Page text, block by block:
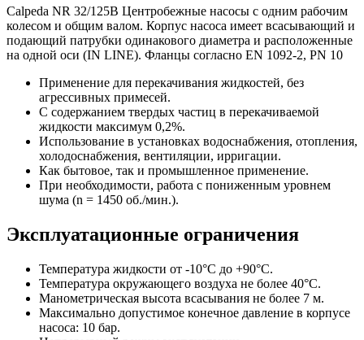
Calpeda NR 32/125B Центробежные насосы с одним рабочим
колесом и общим валом. Корпус насоса имеет всасывающий и
подающий патрубки одинакового диаметра и расположенные
на одной оси (IN LINE). Фланцы согласно EN 1092-2, PN 10
Применение для перекачивания жидкостей, без
агрессивных примесей.
С содержанием твердых частиц в перекачиваемой
жидкости максимум 0,2%.
Использование в установках водоснабжения, отопления,
холодоснабжения, вентиляции, ирригации.
Как бытовое, так и промышленное применение.
При необходимости, работа с пониженным уровнем
шума (n = 1450 об./мин.).
Эксплуатационные ограничения
Температура жидкости от -10°C до +90°C.
Температура окружающего воздуха не более 40°C.
Манометрическая высота всасывания не более 7 м.
Максимально допустимое конечное давление в корпусе
насоса: 10 бар.